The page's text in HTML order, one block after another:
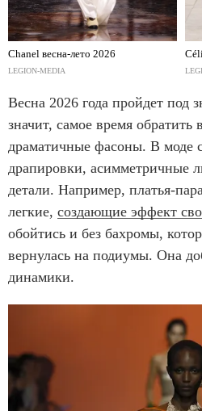
Chanel весна-лето 2026
LEGION-MEDIA
Весна 2026 года пройдет под
значит, самое время обратить
драматичные фасоны. В моде
драпировки, асимметричные
детали. Например, платья-
легкие, создающие эффект
обойтись и без бахромы,
вернулась на подиумы. Она
динамики.